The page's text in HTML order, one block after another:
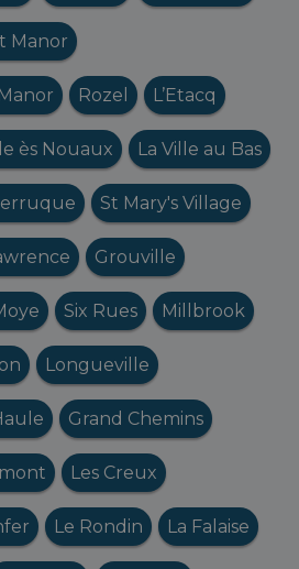
Manor
Rozel L’Etacq
ès Nouaux La Ville au Bas
St Mary's Village
Grouville
Six Rues Millbrook
Longueville
Grand Chemins
Les Creux
Le Rondin La Falaise